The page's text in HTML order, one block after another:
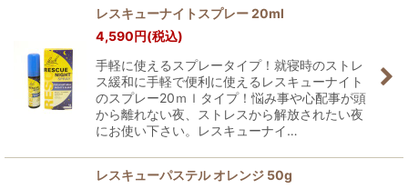
絞り込む
レスキューナイトスプレー 20ml
4,590円(税込)
手軽に使えるスプレータイプ！就寝時のストレ
ス緩和に手軽で便利に使えるレスキューナイト
のスプレー20ｍｌタイプ！悩み事や心配事が頭
から離れない夜、ストレスから解放されたい夜
にお使い下さい。レスキューナイ…
レスキューパステル オレンジ 50g